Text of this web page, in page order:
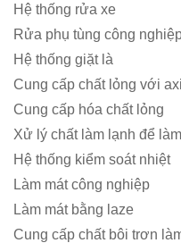
Hệ thống rửa xe
Rửa phụ tùng công
Hệ thống giặt là
Cung cấp chất lỏng với
Cung cấp hóa chất lỏng
Xử lý chất làm lạnh để
Hệ thống kiểm soát nhiệt
Làm mát công nghiệp
Làm mát bằng laze
Cung cấp chất bôi trơn